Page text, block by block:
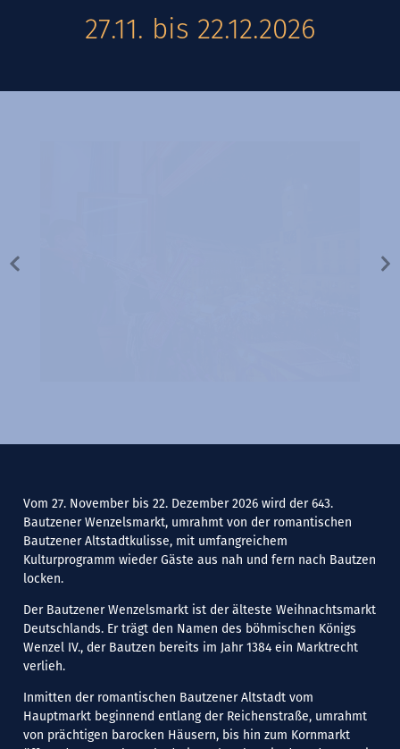
27.11. bis 22.12.2026
Vom 27. November bis 22. Dezember 2026 wird der 643.
Bautzener Wenzelsmarkt, umrahmt von der romantischen
Bautzener Altstadtkulisse, mit umfangreichem
Kulturprogramm wieder Gäste aus nah und fern nach Bautzen
locken.
Der Bautzener Wenzelsmarkt ist der älteste Weihnachtsmarkt
Deutschlands. Er trägt den Namen des böhmischen Königs
Wenzel IV., der Bautzen bereits im Jahr 1384 ein Marktrecht
verlieh.
Inmitten der romantischen Bautzener Altstadt vom
Hauptmarkt beginnend entlang der Reichenstraße, umrahmt
von prächtigen barocken Häusern, bis hin zum Kornmarkt